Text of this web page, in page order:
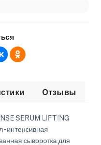
Отзывы
SERUM LIFTING
интенсивная
сыворотка для